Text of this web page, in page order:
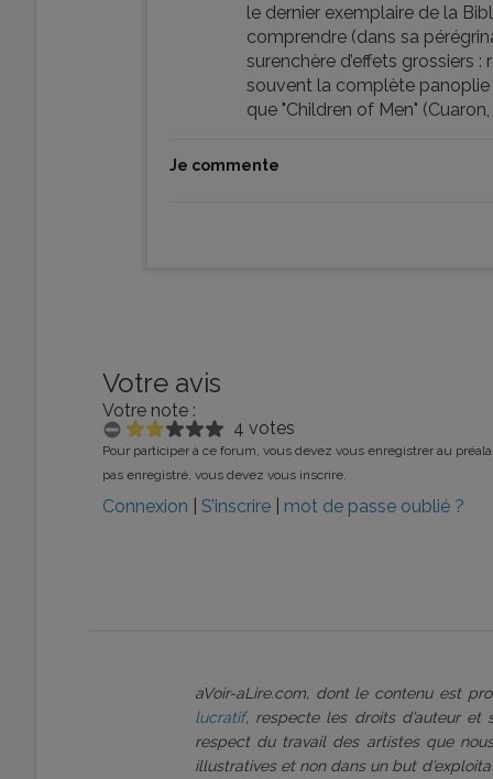
le dernier exemplaire de la
comprendre (dans sa
surenchère d’effets grossiers
souvent la complète panoplie
que "Children of Men"
Je commente
Votre avis
Votre note :
4 votes
Pour participer à ce forum, vous devez vous enregistrer au
pas enregistré, vous devez vous inscrire.
Connexion S’inscrire mot de passe oublié ?
aVoir-aLire.com, dont le contenu est
lucratif, respecte les droits d’auteur et
respect du travail des artistes que
illustratives et non dans un but